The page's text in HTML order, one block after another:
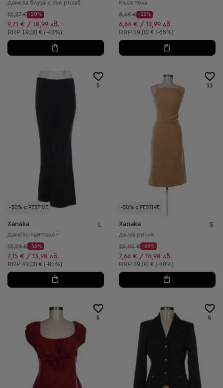
Дамска блуза с къс ръкав
Начална цена:
12,27 €
Discount Price:
-20%
Намалена цена:
9,71 € / 18,99 лв.
Препоръчителна цена:
RRP 19,00 € (-48%)
Къса пола
Начална цена:
8,69 €
Discount Price:
-23%
Намалена цена:
6,64 € / 12,99 лв.
Препоръчителна цена:
RRP 19,00 € (-65%)
-50% с FESTIVE
5
Xanaka L
Дамски панталон
Начална цена:
13,29 €
Discount Price:
-46%
Намалена цена:
7,15 € / 13,98 лв.
Препоръчителна цена:
RRP 49,00 € (-85%)
-50% с FESTIVE
13
Xanaka S
Дълга рокля
Начална цена:
25,05 €
Discount Price:
-69%
Намалена цена:
7,66 € / 14,98 лв.
Препоръчителна цена:
RRP 39,00 € (-80%)
6 6